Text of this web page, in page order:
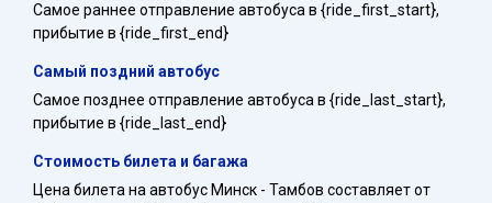
Самое раннее отправление автобуса в {ride_first_start},
прибытие в {ride_first_end}
Самый поздний автобус
Самое позднее отправление автобуса в {ride_last_start},
прибытие в {ride_last_end}
Стоимость билета и багажа
Цена билета на автобус Минск - Тамбов составляет от